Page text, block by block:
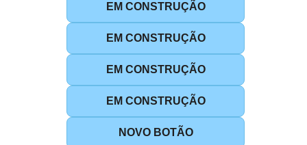
EM CONSTRUÇÃO
EM CONSTRUÇÃO
EM CONSTRUÇÃO
EM CONSTRUÇÃO
NOVO BOTÃO